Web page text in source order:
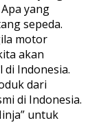
yang
sepeda.
motor
akan
Indonesia.
dari
di Indonesia.
untuk